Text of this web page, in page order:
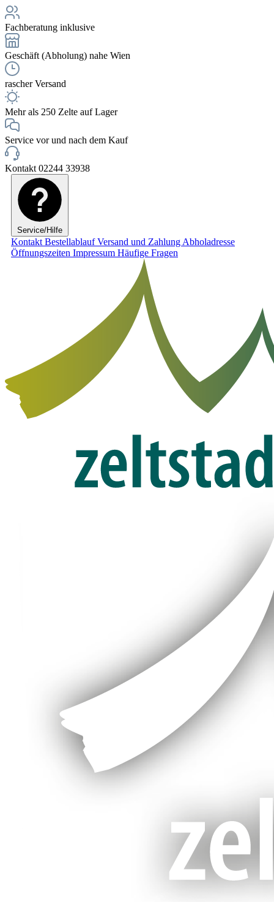
Fachberatung inklusive
Geschäft (Abholung) nahe Wien
rascher Versand
Mehr als 250 Zelte auf Lager
Service vor und nach dem Kauf
Kontakt 02244 33938
Service/Hilfe
Kontakt BestellablaufVersand und Zahlung Abholadresse
Öffnungszeiten Impressum Häufige Fragen